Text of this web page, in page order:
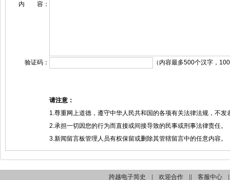
内 容：
验证码： （内容最多500个汉字，
请注意：
1.尊重网上道德，遵守中华人民共和国的各项有关法律法规，不发
2.承担一切因您的行为而直接或间接导致的民事或刑事法律责任。
3.新闻留言板管理人员有权保留或删除其管辖留言中的任意内容。
跨越电子简史 欢迎合作 客服中心